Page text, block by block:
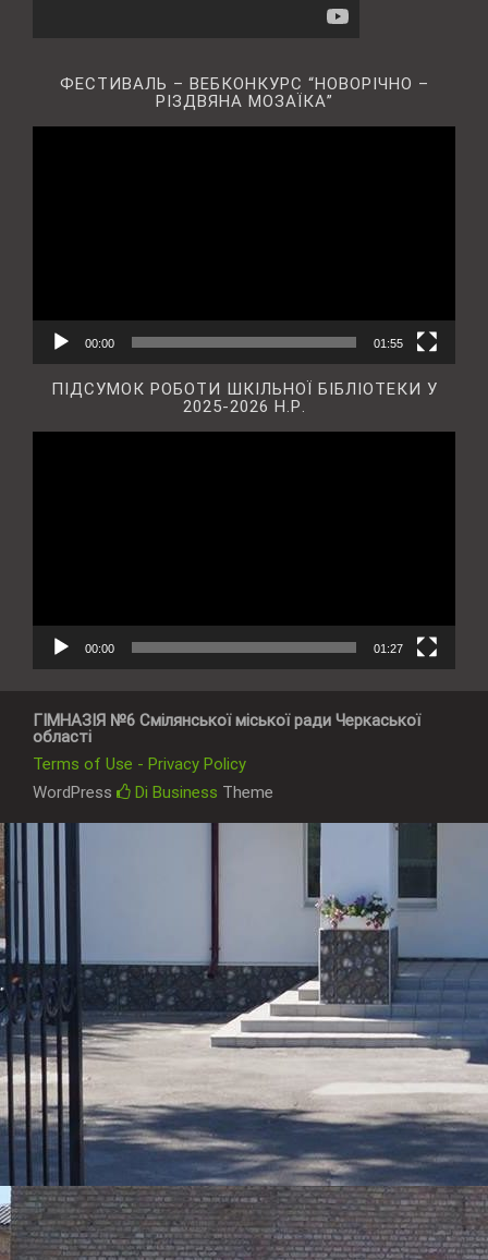
ФЕСТИВАЛЬ – ВЕБКОНКУРС “НОВОРІЧНО –
РІЗДВЯНА МОЗАЇКА”
00:00 01:55
ПІДСУМОК РОБОТИ ШКІЛЬНОЇ БІБЛІОТЕКИ У
2025-2026 Н.Р.
00:00 01:27
ГІМНАЗІЯ №6 Смілянської міської ради Черкаської
області
Terms of Use - Privacy Policy
WordPress
Di Business Theme